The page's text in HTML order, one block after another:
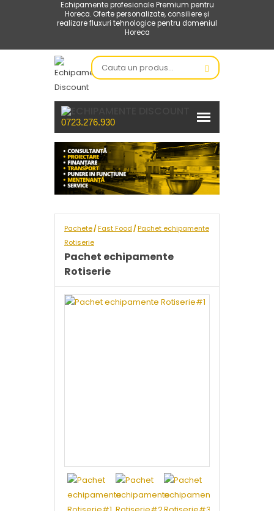
Echipamente profesionale Premium pentru
Horeca. Oferte personalizate, consiliere și
realizare fluxuri tehnologice pentru domeniul
Horeca
0723.276.930
Pachete/Fast Food /Pachet echipamente
Rotiserie
Pachet echipamente
Rotiserie